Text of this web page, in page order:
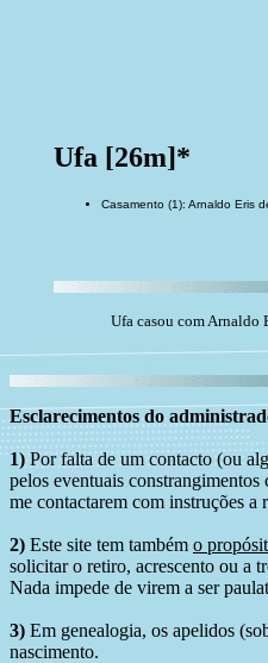
Ufa [26m]*
Casamento (1): Arnaldo Eris
Ufa casou com
Esclarecimentos do
1) Por falta de um contacto (ou
pelos eventuais
me contactarem com instruções a
2) Este site tem também o
solicitar o retiro, acrescento ou a
Nada impede de virem a ser
3) Em genealogia, os apelidos
nascimento.